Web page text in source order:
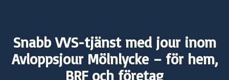
Snabb VVS-tjänst med jour inom
Avloppsjour Mölnlycke– för hem,
BRF och företag